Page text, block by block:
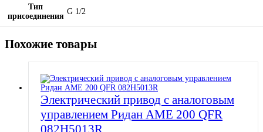
Тип
присоединения
G 1/2
Похожие товары
Электрический привод с аналоговым
управлением Ридан AME 200 QFR